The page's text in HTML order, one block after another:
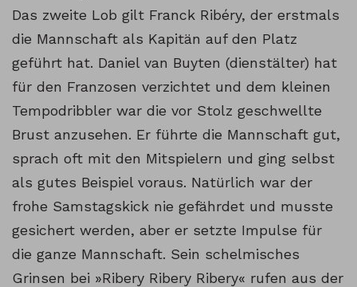
Das zweite Lob gilt Franck Ribéry, der erstmals
die Mannschaft als Kapitän auf den Platz
geführt hat. Daniel van Buyten (dienstälter) hat
für den Franzosen verzichtet und dem kleinen
Tempodribbler war die vor Stolz geschwellte
Brust anzusehen. Er führte die Mannschaft gut,
sprach oft mit den Mitspielern und ging selbst
als gutes Beispiel voraus. Natürlich war der
frohe Samstagskick nie gefährdet und musste
gesichert werden, aber er setzte Impulse für
die ganze Mannschaft. Sein schelmisches
Grinsen bei »Ribery Ribery Ribery« rufen aus der